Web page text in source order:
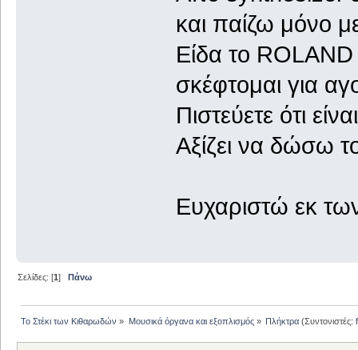
και παίζω μόνο
Είδα το
σκέφτομαι για
Πιστεύετε ότι
Αξίζει να δώσω
Ευχαριστώ εκ
Σελίδες: [1]Πάνω
Το Στέκι των Κιθαρωδών » Μουσικά όργανα και εξοπλισμός» Πλήκτρα(Συντονιστές: